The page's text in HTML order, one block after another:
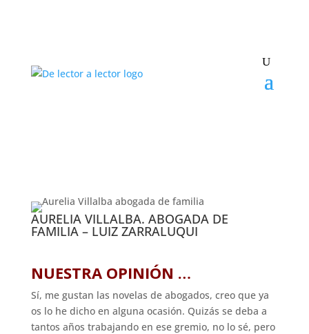
AURELIA VILLALBA. ABOGADA DE
FAMILIA – LUIZ ZARRALUQUI
NUESTRA OPINIÓN …
Sí, me gustan las novelas de abogados, creo que ya
os lo he dicho en alguna ocasión. Quizás se deba a
tantos años trabajando en ese gremio, no lo sé, pero